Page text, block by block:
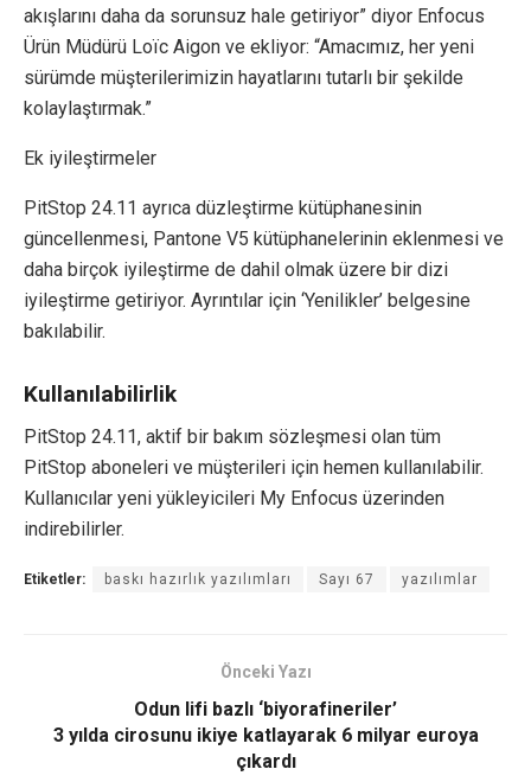
akışlarını daha da sorunsuz hale getiriyor” diyor Enfocus
Ürün Müdürü Loïc Aigon ve ekliyor: “Amacımız, her yeni
sürümde müşterilerimizin hayatlarını tutarlı bir şekilde
kolaylaştırmak.”
Ek iyileştirmeler
PitStop 24.11 ayrıca düzleştirme kütüphanesinin
güncellenmesi, Pantone V5 kütüphanelerinin eklenmesi ve
daha birçok iyileştirme de dahil olmak üzere bir dizi
iyileştirme getiriyor. Ayrıntılar için ‘Yenilikler’ belgesine
bakılabilir.
Kullanılabilirlik
PitStop 24.11, aktif bir bakım sözleşmesi olan tüm
PitStop aboneleri ve müşterileri için hemen kullanılabilir.
Kullanıcılar yeni yükleyicileri My Enfocus üzerinden
indirebilirler.
Etiketler: baskı hazırlık yazılımları Sayı 67 yazılımlar
Önceki Yazı
Odun lifi bazlı ‘biyorafineriler’
3 yılda cirosunu ikiye katlayarak 6 milyar euroya
çıkardı